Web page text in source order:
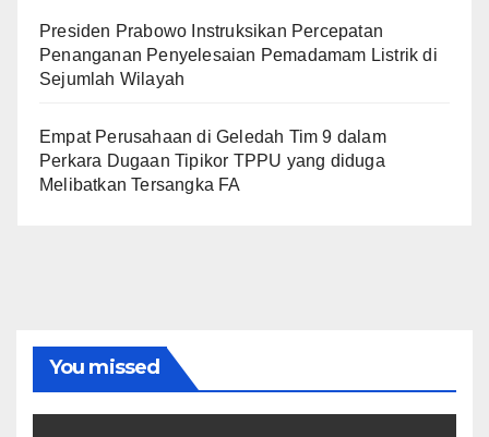
Presiden Prabowo Instruksikan Percepatan
Penanganan Penyelesaian Pemadamam Listrik di
Sejumlah Wilayah
Empat Perusahaan di Geledah Tim 9 dalam
Perkara Dugaan Tipikor TPPU yang diduga
Melibatkan Tersangka FA
You missed